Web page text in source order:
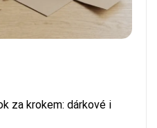
za krokem: dárkové i